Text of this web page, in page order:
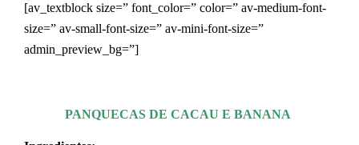
[av_textblock size=” font_color=” color=” av-medium-font-
size=” av-small-font-size=” av-mini-font-size=”
admin_preview_bg=”]
PANQUECAS DE CACAU E BANANA